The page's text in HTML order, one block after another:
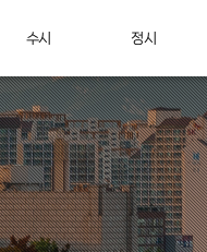
수시
모집요강
공지사항
제출서류
정시
모집요강
공지사항
제출서류